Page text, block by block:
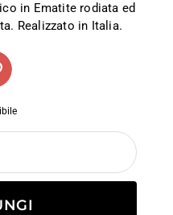
in Ematite rodiata ed
Realizzato in Italia.